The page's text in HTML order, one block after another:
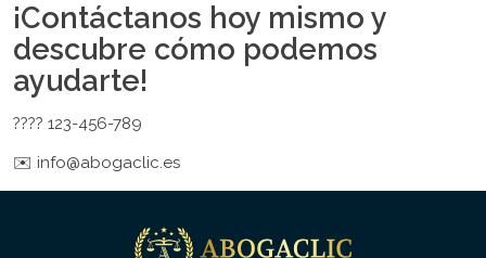
¡Contáctanos hoy mismo y
descubre cómo podemos
ayudarte!
???? 123-456-789
✉️ info@abogaclic.es